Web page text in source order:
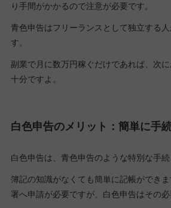
り手間がかかるので注意が必要です。
青色申告はフリーランスとして独立する
す。
副業で月に数万円稼ぐだけであれば、次
十分ですよ。
白色申告のメリット：簡単に手
白色申告は、青色申告のような特別な手続
簿記の知識がなくても簡単に記帳ができ
署へ申請が必要ですが、白色申告はその必